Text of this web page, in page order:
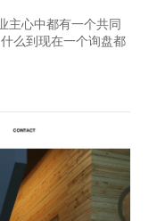
主心中都有一个共同
么到现在一个询盘都